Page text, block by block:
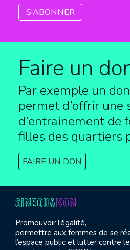
Faire un
Par exemple un
permet d’offrir une
d’entrainement de
filles des quartiers
FAIRE UN DON
Promouvoir l’égalité,
permettre aux femmes de se
l’espace public et lutter contre